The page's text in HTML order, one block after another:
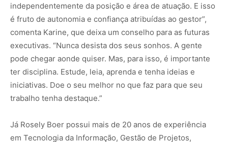
independentemente da posição e área de atuação. E isso
é fruto de autonomia e confiança atribuídas ao gestor”,
comenta Karine, que deixa um conselho para as futuras
executivas. “Nunca desista dos seus sonhos. A gente
pode chegar aonde quiser. Mas, para isso, é importante
ter disciplina. Estude, leia, aprenda e tenha ideias e
iniciativas. Doe o seu melhor no que faz para que seu
trabalho tenha destaque.”
Já Rosely Boer possui mais de 20 anos de experiência
em Tecnologia da Informação, Gestão de Projetos,